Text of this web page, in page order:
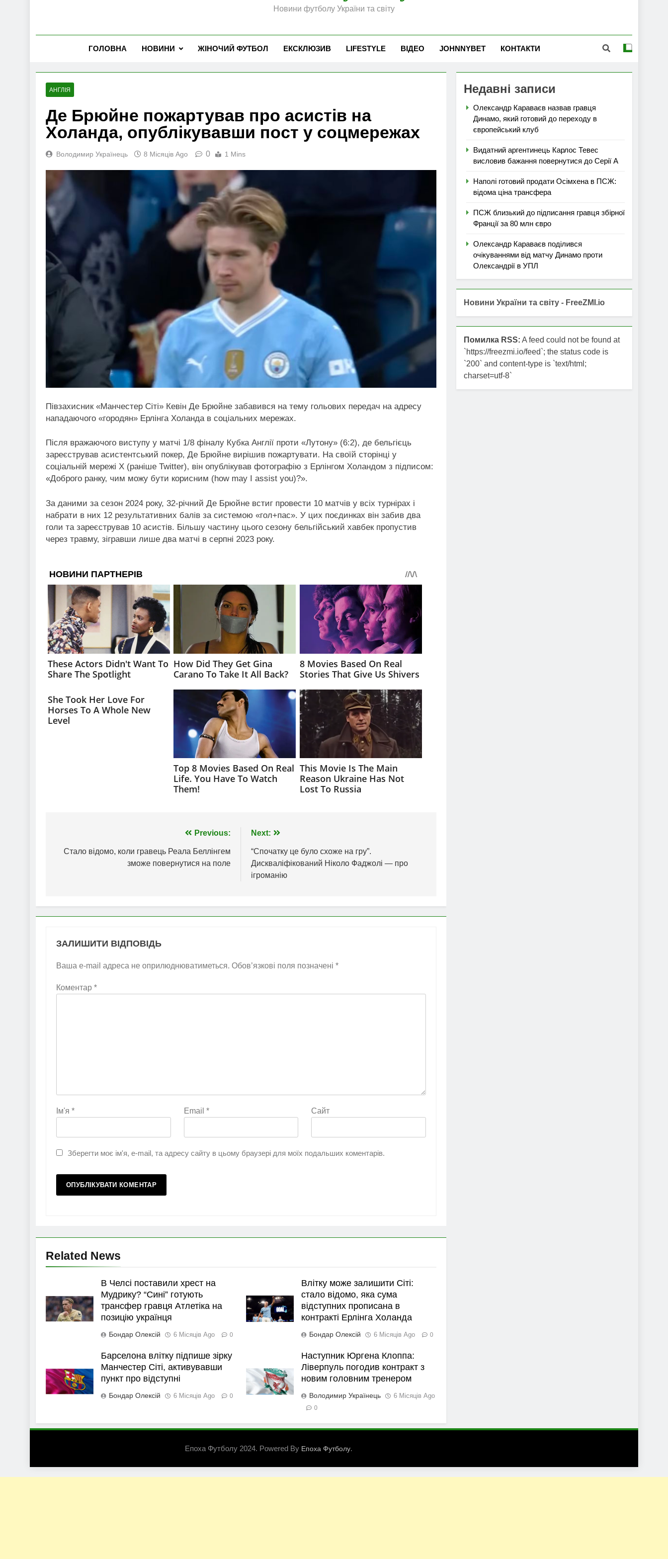
Новини футболу України та світу
ГОЛОВНА НОВИНИ ЖІНОЧИЙ ФУТБОЛ ЕКСКЛЮЗИВ LIFESTYLE ВІДЕО JOHNNYBET КОНТАКТИ
АНГЛІЯ
Де Брюйне пожартував про асистів на
Холанда, опублікувавши пост у соцмережах
Володимир Українець 8 Місяців Ago 0 1 Mins
Півзахисник «Манчестер Сіті» Кевін Де Брюйне забавився на тему гольових передач на адресу
нападаючого «городян» Ерлінга Холанда в соціальних мережах.
Після вражаючого виступу у матчі 1/8 фіналу Кубка Англії проти «Лутону» (6:2), де бельгієць
зареєстрував асистентський покер, Де Брюйне вирішив пожартувати. На своїй сторінці у
соціальній мережі Х (раніше Twitter), він опублікував фотографію з Ерлінгом Холандом з підписом:
«Доброго ранку, чим можу бути корисним (how may I assist you)?».
За даними за сезон 2024 року, 32-річний Де Брюйне встиг провести 10 матчів у всіх турнірах і
набрати в них 12 результативних балів за системою «гол+пас». У цих поєдинках він забив два
голи та зареєстрував 10 асистів. Більшу частину цього сезону бельгійський хавбек пропустив
через травму, зігравши лише два матчі в серпні 2023 року.
записів
Previous:
Стало відомо, коли гравець Реала Беллінгем
зможе повернутися на поле
Next:
“Спочатку це було схоже на гру”.
Дискваліфікований Ніколо Фаджолі — про
ігроманію
ЗАЛИШИТИ ВІДПОВІДЬ
Ваша e-mail адреса не оприлюднюватиметься. Обов’язкові поля позначені *
Коментар *
Ім'я * Email * Сайт
Зберегти моє ім'я, e-mail, та адресу сайту в цьому браузері для моїх подальших коментарів.
Related News
В Челсі поставили хрест на
Мудрику? “Сині” готують
трансфер гравця Атлетіка на
позицію українця
Бондар Олексій 6 Місяців Ago 0
Влітку може залишити Сіті:
стало відомо, яка сума
відступних прописана в
контракті Ерлінга Холанда
Бондар Олексій 6 Місяців Ago 0
Барселона влітку підпише зірку
Манчестер Сіті, активувавши
пункт про відступні
Бондар Олексій 6 Місяців Ago 0
Наступник Юргена Клоппа:
Ліверпуль погодив контракт з
новим головним тренером
Володимир Українець 6 Місяців Ago
0
Недавні записи
Олександр Караваєв назвав гравця
Динамо, який готовий до переходу в
європейський клуб
Видатний аргентинець Карлос Тевес
висловив бажання повернутися до Серії А
Наполі готовий продати Осімхена в ПСЖ:
відома ціна трансфера
ПСЖ близький до підписання гравця збірної
Франції за 80 млн євро
Олександр Караваєв поділився
очікуваннями від матчу Динамо проти
Олександрії в УПЛ
Новини України та світу - FreeZMI.io
Помилка RSS: A feed could not be found at
`https://freezmi.io/feed`; the status code is
`200` and content-type is `text/html;
charset=utf-8`
Епоха Футболу 2024. Powered By Епоха Футболу.